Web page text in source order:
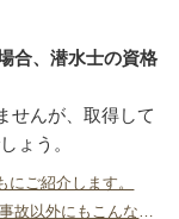
合、潜水士の資格
せんが、取得して
ょう。
ご紹介します。